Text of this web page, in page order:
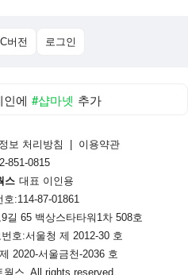
버전 로그인
인에 #샵마넷 추가
보 처리방침
이용약관
851-0815
스 대표 이인용
:114-87-01861
길 65 백상스타타워1차 508호
호:서울청 제 2012-30 호
제 2020-서울금천-2036 호
웍스 . All rights reserved.